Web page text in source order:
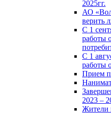
2025гг.
АО
верить
С 1
работы
С 1
работы
Прием
2023 –
Жители